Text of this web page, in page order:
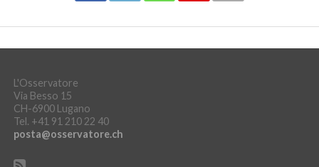
L'Osservatore
Via Besso 15
CH-6900 Lugano
Tel. +41 91 210 22 40
posta@osservatore.ch